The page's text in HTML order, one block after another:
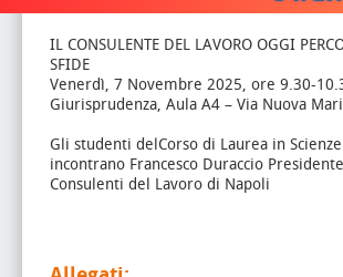
IL CONSULENTE DEL LAVORO OGGI
SFIDE
Venerdì, 7 Novembre 2025, ore 9.30-
Giurisprudenza, Aula A4 – Via Nuova
Gli studenti delCorso di Laurea in
incontrano Francesco Duraccio
Consulenti del Lavoro di Napoli